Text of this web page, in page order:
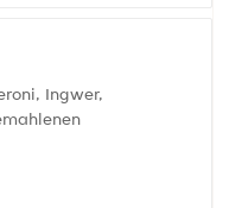
Ingwer,